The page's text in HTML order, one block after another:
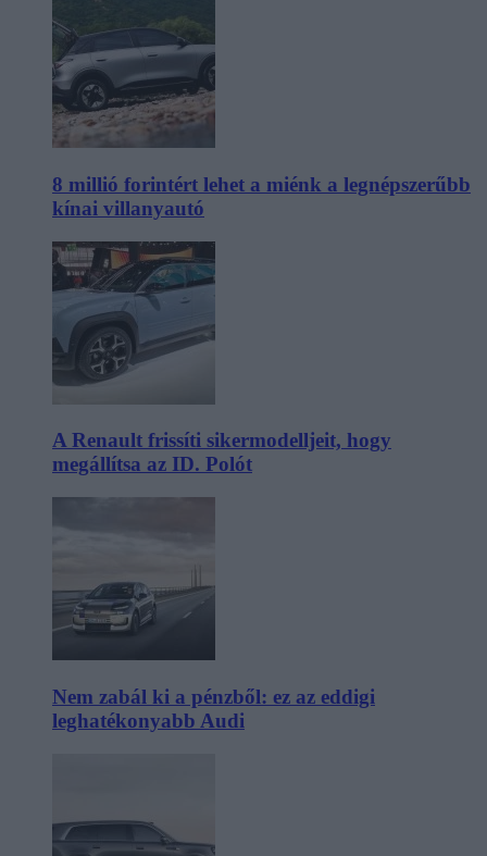
8 millió forintért lehet a miénk a legnépszerűbb
kínai villanyautó
A Renault frissíti sikermodelljeit, hogy
megállítsa az ID. Polót
Nem zabál ki a pénzből: ez az eddigi
leghatékonyabb Audi